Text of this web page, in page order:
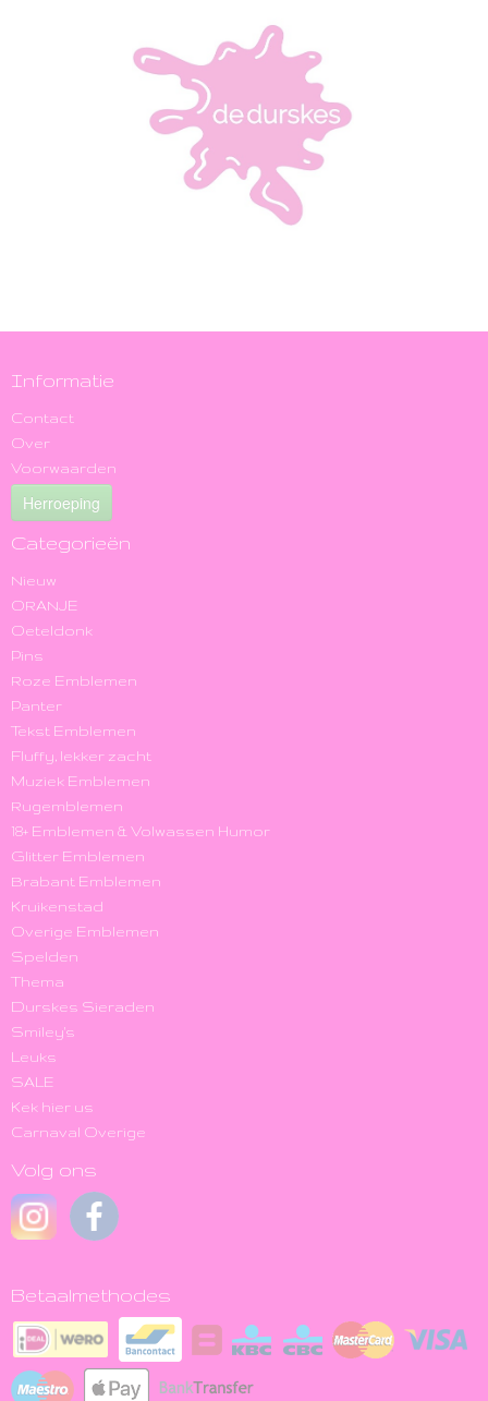
Informatie
Contact
Over
Voorwaarden
Herroeping
Categorieën
Nieuw
ORANJE
Oeteldonk
Pins
Roze Emblemen
Panter
Tekst Emblemen
Fluffy, lekker zacht
Muziek Emblemen
Rugemblemen
18+ Emblemen & Volwassen Humor
Glitter Emblemen
Brabant Emblemen
Kruikenstad
Overige Emblemen
Spelden
Thema
Durskes Sieraden
Smiley's
Leuks
SALE
Kek hier us
Carnaval Overige
Volg ons
Betaalmethodes